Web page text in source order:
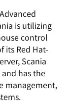
is utilizing
control
its Red Hat-
Scania
has the
management,